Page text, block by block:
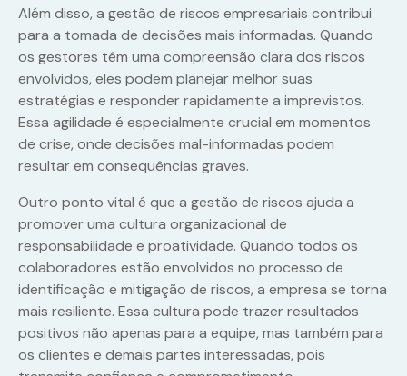
Além disso, a gestão de riscos empresariais contribui
para a tomada de decisões mais informadas. Quando
os gestores têm uma compreensão clara dos riscos
envolvidos, eles podem planejar melhor suas
estratégias e responder rapidamente a imprevistos.
Essa agilidade é especialmente crucial em momentos
de crise, onde decisões mal-informadas podem
resultar em consequências graves.
Outro ponto vital é que a gestão de riscos ajuda a
promover uma cultura organizacional de
responsabilidade e proatividade. Quando todos os
colaboradores estão envolvidos no processo de
identificação e mitigação de riscos, a empresa se torna
mais resiliente. Essa cultura pode trazer resultados
positivos não apenas para a equipe, mas também para
os clientes e demais partes interessadas, pois